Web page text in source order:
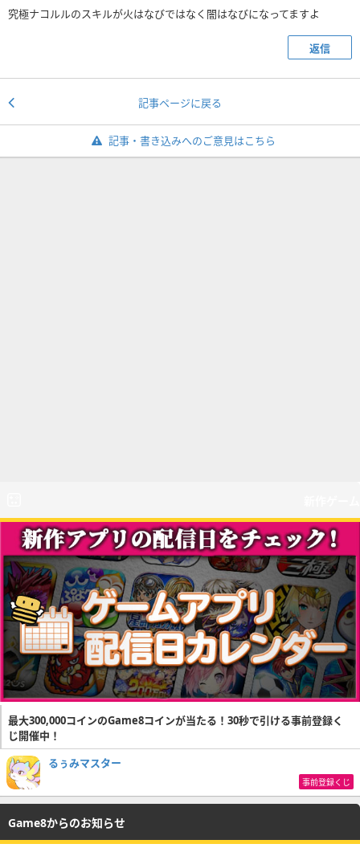
究極ナコルルのスキルが火はなびではなく闇はなびになってますよ
返信
記事ページに戻る
記事・書き込みへのご意見はこちら
最大300,000コインのGame8コインが当たる！30秒で引ける事前登録く
じ開催中！
るぅみマスター
事前登録くじ
Game8からのお知らせ